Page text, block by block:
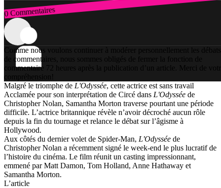
0 Commentaires
Connexion
Comme nous voulons continuer à modérer personnellement les débats
de commentaires, nous sommes obligés de fermer la fonction de
commentaire 72 heures après la publication d’un article. Merci de
compréhension!
Malgré le triomphe de L'Odyssée, cette actrice est sans travail
Acclamée pour son interprétation de Circé dans L'Odyssée de
Christopher Nolan, Samantha Morton traverse pourtant une période
difficile. L’actrice britannique révèle n’avoir décroché aucun rôle
depuis la fin du tournage et relance le débat sur l’âgisme à
Hollywood.
Aux côtés du dernier volet de Spider-Man, L'Odyssée de
Christopher Nolan a récemment signé le week-end le plus lucratif de
l’histoire du cinéma. Le film réunit un casting impressionnant,
emmené par Matt Damon, Tom Holland, Anne Hathaway et
Samantha Morton.
L’article